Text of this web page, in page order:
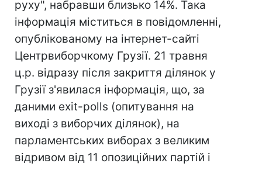
руху", набравши близько 14%. Така
інформація міститься в повідомленні,
опублікованому на інтернет-сайті
Центрвиборчкому Грузії. 21 травня
ц.р. відразу після закриття ділянок у
Грузії з'явилася інформація, що, за
даними exit-polls (опитування на
виході з виборчих ділянок), на
парламентських виборах з великим
відривом від 11 опозиційних партій і